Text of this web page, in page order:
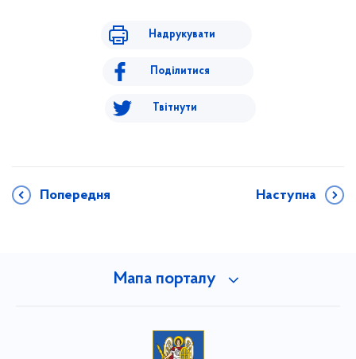
Надрукувати
Поділитися
Твітнути
Попередня Наступна
Мапа порталу